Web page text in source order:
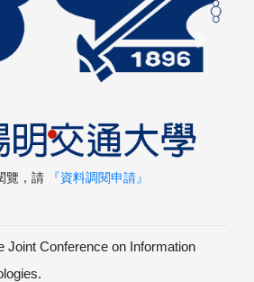
Joint Conference on Information
Next
覽，請 『資料調閱申請』